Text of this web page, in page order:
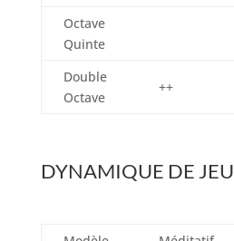
Octave
Quinte
Double
Octave
++
DYNAMIQUE DE JEU